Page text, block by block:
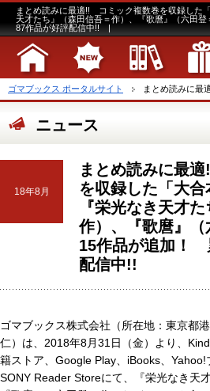
まとめ読みに最適!! コミック複数巻を収録した
天才たち』（森田信吾＝作）、『歌麿』（六田
87作品が好評配信中!! |
ゴマブックス ポータルサイト まとめ読みに最
ニュース
18年8月
まとめ読みに最
を収録した「大
『栄光なき天才
作）、『歌麿』
15作品が追加！
配信中!!
ゴマブックス株式会社（所在地：東京都
仁）は、2018年8月31日（金）より、
籍ストア、Google Play、iBooks、Yahoo!
SONY Reader Storeにて、『栄光なき天